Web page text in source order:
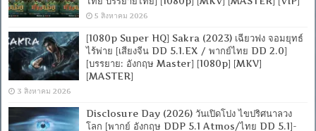
5 สิงหาคม 2026
[1080p Super HQ] Sakra (2023) เฉียวฟง จอมยุทธ์
ไร้พ่าย [เสียงจีน DD 5.1.EX / พากย์ไทย DD 2.0]
[บรรยาย: อังกฤษ Master] [1080p] [MKV]
[MASTER]
3 สิงหาคม 2026
Disclosure Day (2026) วันเปิดโปง ไขปริศนาลวง
โลก [พากย์ อังกฤษ DDP 5.1 Atmos/ไทย DD 5.1]-